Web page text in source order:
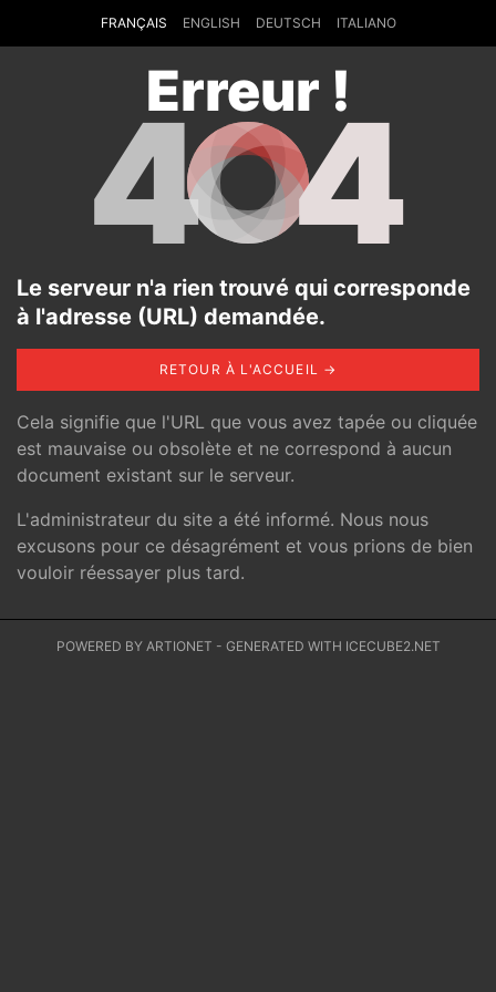
FRANÇAIS ENGLISH DEUTSCH ITALIANO
Erreur !
4 4
Le serveur n'a rien trouvé qui corresponde
à l'adresse (URL) demandée.
RETOUR À L'ACCUEIL →
Cela signifie que l'URL que vous avez tapée ou cliquée
est mauvaise ou obsolète et ne correspond à aucun
document existant sur le serveur.
L'administrateur du site a été informé. Nous nous
excusons pour ce désagrément et vous prions de bien
vouloir réessayer plus tard.
POWERED BY ARTIONET - GENERATED WITH ICECUBE2.NET